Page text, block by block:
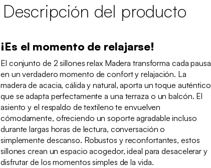
Descripción del producto
¡Es el momento de relajarse!
El conjunto de 2 sillones relax Madera transforma cada pausa
en un verdadero momento de confort y relajación. La
madera de acacia, cálida y natural, aporta un toque auténtico
que se adapta perfectamente a una terraza o un balcón. El
asiento y el respaldo de textileno te envuelven
cómodamente, ofreciendo un soporte agradable incluso
durante largas horas de lectura, conversación o
simplemente descanso. Robustos y reconfortantes, estos
sillones crean un espacio acogedor, ideal para desacelerar y
disfrutar de los momentos simples de la vida.